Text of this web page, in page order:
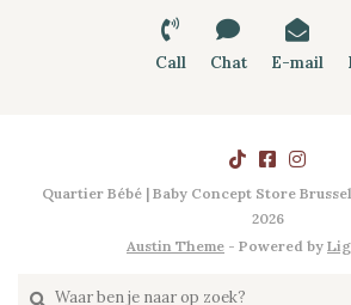
Call Chat E-mail
Quartier Bébé | Baby Concept Store
2026
Austin Theme - Powered by